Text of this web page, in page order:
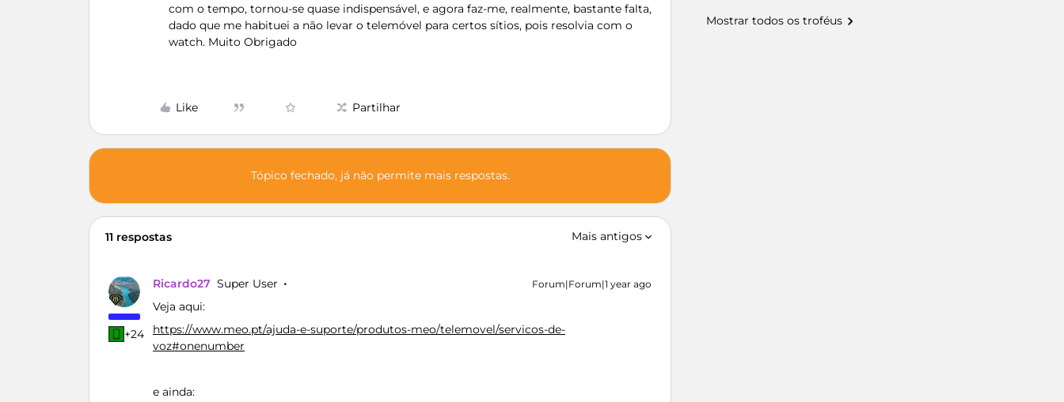
com o tempo, tornou-se quase indispensável, e agora faz-me, realmente, bastante falta,
dado que me habituei a não levar o telemóvel para certos sítios, pois resolvia com o
watch. Muito Obrigado
Like Partilhar
Tópico fechado, já não permite mais respostas.
11 respostas Mais antigos
+24
Ricardo27 Super User Forum|Forum|1 year ago
Veja aqui:
https://www.meo.pt/ajuda-e-suporte/produtos-meo/telemovel/servicos-de-
voz#onenumber
e ainda:
Mostrar todos os troféus